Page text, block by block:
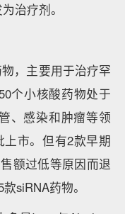
治疗剂。
，主要用于治疗罕
个小核酸药物处于
、感染和肿瘤等领
市。但有2款早期
额过低等原因而退
siRNA药物。